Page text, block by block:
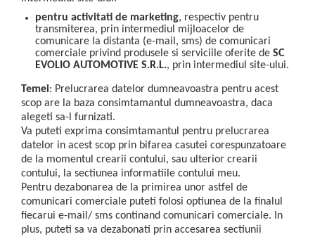
pentru activitati de marketing, respectiv pentru
transmiterea, prin intermediul mijloacelor de
comunicare la distanta (e-mail, sms) de comunicari
comerciale privind produsele si serviciile oferite de SC
EVOLIO AUTOMOTIVE S.R.L., prin intermediul site-ului.
Temei: Prelucrarea datelor dumneavoastra pentru acest
scop are la baza consimtamantul dumneavoastra, daca
alegeti sa-l furnizati.
Va puteti exprima consimtamantul pentru prelucrarea
datelor in acest scop prin bifarea casutei corespunzatoare
de la momentul crearii contului, sau ulterior crearii
contului, la sectiunea informatiile contului meu.
Pentru dezabonarea de la primirea unor astfel de
comunicari comerciale puteti folosi optiunea de la finalul
fiecarui e-mail/ sms continand comunicari comerciale. In
plus, puteti sa va dezabonati prin accesarea sectiunii